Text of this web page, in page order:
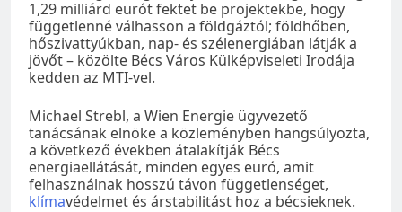
1,29 milliárd eurót fektet be projektekbe, hogy
függetlenné válhasson a földgáztól; földhőben,
hőszivattyúkban, nap- és szélenergiában látják a
jövőt – közölte Bécs Város Külképviseleti Irodája
kedden az MTI-vel.
Michael Strebl, a Wien Energie ügyvezető
tanácsának elnöke a közleményben hangsúlyozta,
a következő években átalakítják Bécs
energiaellátását, minden egyes euró, amit
felhasználnak hosszú távon függetlenséget,
klímavédelmet és árstabilitást hoz a bécsieknek.